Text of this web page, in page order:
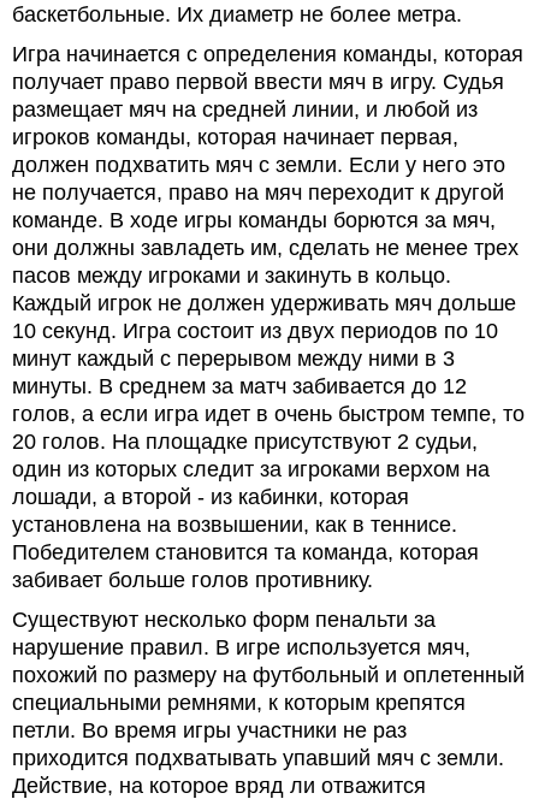
баскетбольные. Их диаметр не более метра.
Игра начинается с определения команды, которая
получает право первой ввести мяч в игру. Судья
размещает мяч на средней линии, и любой из
игроков команды, которая начинает первая,
должен подхватить мяч с земли. Если у него это
не получается, право на мяч переходит к другой
команде. В ходе игры команды борются за мяч,
они должны завладеть им, сделать не менее трех
пасов между игроками и закинуть в кольцо.
Каждый игрок не должен удерживать мяч дольше
10 секунд. Игра состоит из двух периодов по 10
минут каждый с перерывом между ними в 3
минуты. В среднем за матч забивается до 12
голов, а если игра идет в очень быстром темпе, то
20 голов. На площадке присутствуют 2 судьи,
один из которых следит за игроками верхом на
лошади, а второй - из кабинки, которая
установлена на возвышении, как в теннисе.
Победителем становится та команда, которая
забивает больше голов противнику.
Существуют несколько форм пенальти за
нарушение правил. В игре используется мяч,
похожий по размеру на футбольный и оплетенный
специальными ремнями, к которым крепятся
петли. Во время игры участники не раз
приходится подхватывать упавший мяч с земли.
Действие, на которое вряд ли отважится